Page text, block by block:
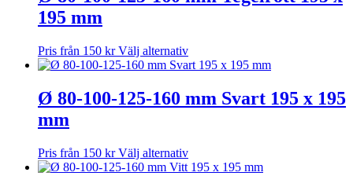
flera
olika
alternativen
på
195 mm
Pris från 150 kr Välj alternativDen
här
flera
olika
alternativen
kan
Ø 80-100-125-160 mm Svart 195 x 195
mm
Pris från 150 kr Välj alternativDen
här